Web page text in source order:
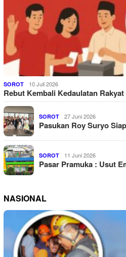
SOROT 10 Juli 2026
Rebut Kembali Kedaulatan Rakyat
SOROT 27 Juni 2026
Pasukan Roy Suryo
SOROT 11 Juni 2026
Pasar Pramuka : Usut
NASIONAL